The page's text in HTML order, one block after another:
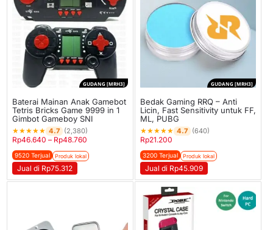
GUDANG [MRH3]
Baterai Mainan Anak Gamebot
Tetris Bricks Game 9999 in 1
Gimbot Gameboy SNI
★★★★★ 4.7 (2,380)
Rp46.640 – Rp48.760
9520 Terjual Produk lokal
Jual di Rp75.312
GUDANG [MRH3]
Bedak Gaming RRQ – Anti
Licin, Fast Sensitivity untuk FF,
ML, PUBG
★★★★★ 4.7 (640)
Rp21.200
3200 Terjual Produk lokal
Jual di Rp45.909